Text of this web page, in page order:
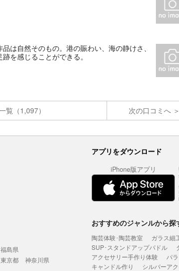
は自然そのもの。港の賑わい、海の静けさ、
を感じることができる。
覧（1,097） 次の口コミへ
アプリをダウンロード
iPhone版アプリ
福島県
東京都
神奈川県
おすすめのジャンルから探
陶芸体験･陶芸教室 ガラス細
SUP･スタンドアップパドル
アクセサリー手作り体験
パ
キャンドル作り
シルバーア